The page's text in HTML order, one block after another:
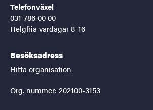
Telefonväxel
031-786 00 00
Helgfria vardagar 8-16
Besöksadress
Hitta organisation
Org. nummer: 202100-3153